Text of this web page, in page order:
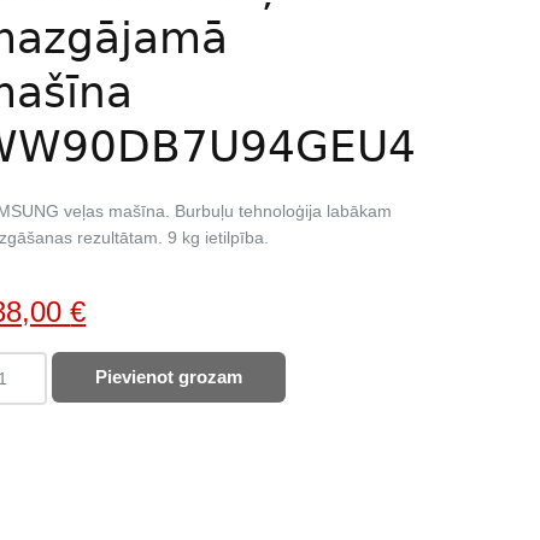
veļas mašīna. Burbuļu tehnoloģija labākam
rezultātam. 9 kg ietilpība.
€Current
price
is:
Pievienot grozam